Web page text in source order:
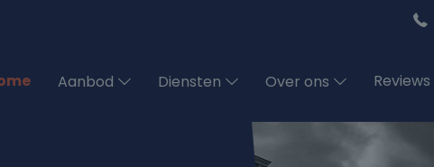
Aanbod Diensten Over ons Reviews